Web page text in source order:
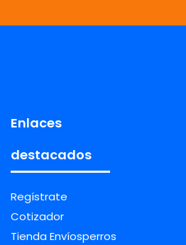
Enlaces
destacados
Regístrate
Cotizador
Tienda Envíosperros